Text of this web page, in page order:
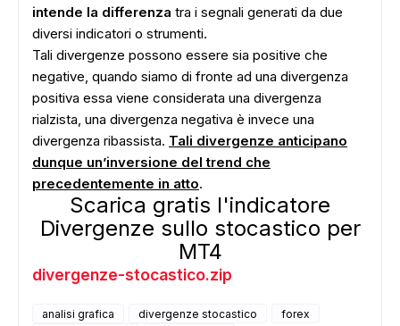
intende la differenza tra i segnali generati da due
diversi indicatori o strumenti.
Tali divergenze possono essere sia positive che
negative, quando siamo di fronte ad una divergenza
positiva essa viene considerata una divergenza
rialzista, una divergenza negativa è invece una
divergenza ribassista. Tali divergenze anticipano
dunque un’inversione del trend che
precedentemente in atto.
Scarica gratis l'indicatore
Divergenze sullo stocastico per
MT4
divergenze-stocastico.zip
analisi grafica divergenze stocastico
forex